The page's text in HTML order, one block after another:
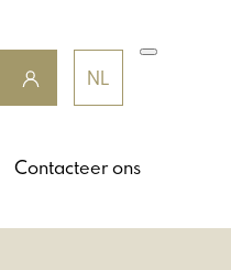
NL
Contacteer ons